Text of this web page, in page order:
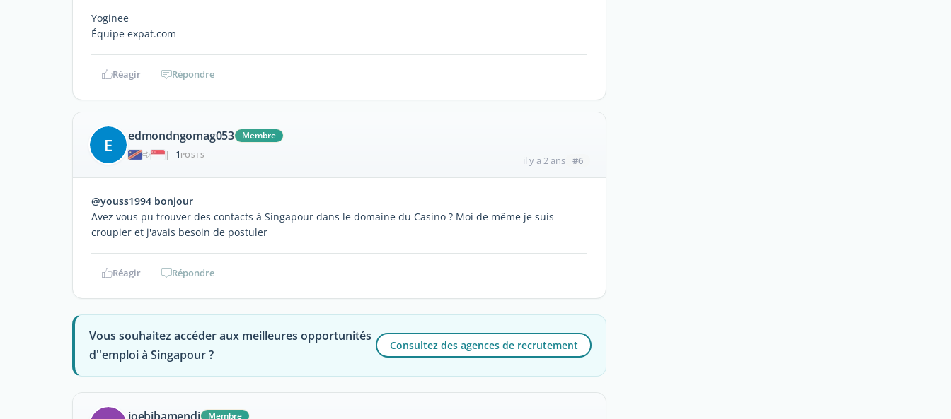
Yoginee
Équipe expat.com
Réagir Répondre
E edmondngomag053
Membre
|
1 POSTS il y a 2 ans #6
@youss1994 bonjour
Avez vous pu trouver des contacts à Singapour dans le domaine du Casino ? Moi de même je suis
croupier et j'avais besoin de postuler
Réagir Répondre
Vous souhaitez accéder aux meilleures opportunités
d''emploi à Singapour ?
Consultez des agences de recrutement
Membre